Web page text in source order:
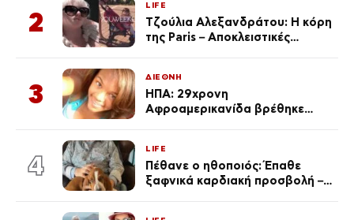
2
LIFE
Τζούλια Αλεξανδράτου: Η κόρη
της Paris – Αποκλειστικές
3
ΔΙΕΘΝΗ
ΗΠΑ: 29χρονη
Αφροαμερικανίδα βρέθηκε
4
LIFE
Πέθανε ο ηθοποιός: Έπαθε
ξαφνικά καρδιακή προσβολή – Η